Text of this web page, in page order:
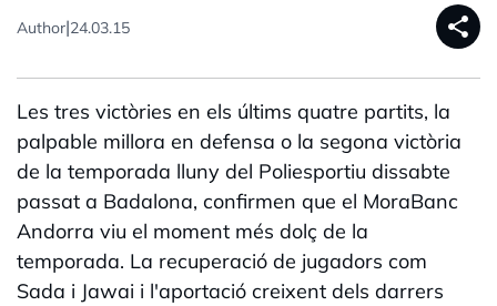
Author|24.03.15 share
Les tres victòries en els últims quatre partits, la
palpable millora en defensa o la segona victòria
de la temporada lluny del Poliesportiu dissabte
passat a Badalona, confirmen que el MoraBanc
Andorra viu el moment més dolç de la
temporada. La recuperació de jugadors com
Sada i Jawai i l'aportació creixent dels darrers